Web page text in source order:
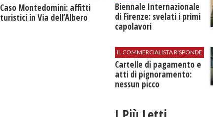
Caso Montedomini: affitti
turistici in Via dell’Albero
Biennale Internazionale
di Firenze: svelati i primi
capolavori
IL COMMERCIALISTA RISPONDE
Cartelle di pagamento e
atti di pignoramento:
nessun picco